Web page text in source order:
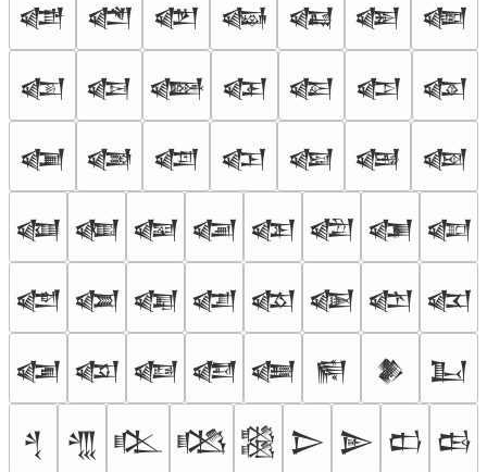
𒅣 𒅤 𒅥 𒅦 𒅧 𒅨 𒅩
𒅪 𒅫 𒅬 𒅭 𒅮 𒅯 𒅰
𒅱 𒅲 𒅳 𒅴 𒅵 𒅶 𒅷
𒅸 𒅹 𒅺 𒅻 𒅼 𒅽 𒅾 𒅿
𒆀 𒆁 𒆂 𒆃 𒆄 𒆅 𒆆 𒆇
𒆈 𒆉 𒆊 𒆋 𒆌 𒆍 𒆎 𒆏
𒆐 𒆑 𒆒 𒆓 𒆔 𒆕 𒆖 𒆗 𒆘